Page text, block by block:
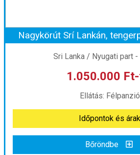
Időpont: 2026-10-21 |
már 1.865.000
Időpontok és árak
Bőröndbe
Nagykörút Srí Lankán,
Sri Lanka / Nyugati part -
1.050.000 Ft-
Ellátás: Félpanzió
Időpontok és árak
Bőröndbe